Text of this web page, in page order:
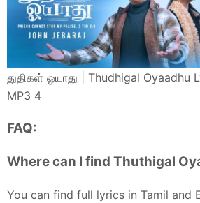
துதிகள் ஓயாது | Thudhigal Oyaadhu
MP3 4
FAQ:
Where can I find Thuthigal
You can find full lyrics in Tamil and